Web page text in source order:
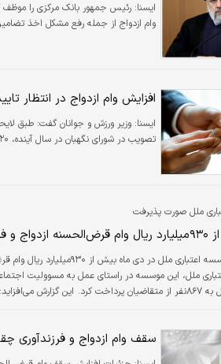
ایسنا: رئیس جمهور بانک مرکزی را موظف
وام ازدواج از جمله رفع مشکل اخذ
افزایش وام‌ ازدواج در انتظار
ایسنا:
تصویب در شورای نگهبان در سال آینده، ۲۰ درصد افزایش می‌یابد.
ملل صورت پذیرفت
موسسه اعتباری ملل در دی
ملل، این موسسه در راستای عمل به مسوولیت
سقف وام ازدواج و فرزندآوری